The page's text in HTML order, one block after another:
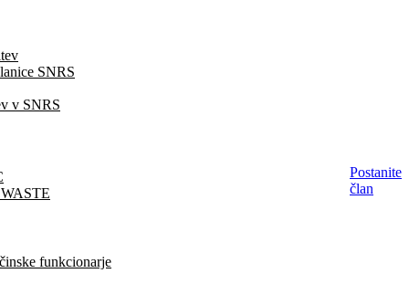
SNRS
v SNRS
funkcionarje
Postanite
član